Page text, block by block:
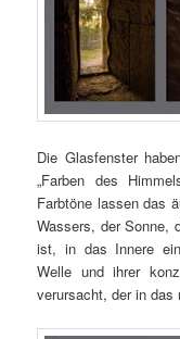
Die Glasfenster
„Farben des
Farbtöne lassen das
Wassers, der Sonne,
ist, in das Innere
Welle und ihrer
verursacht, der in das